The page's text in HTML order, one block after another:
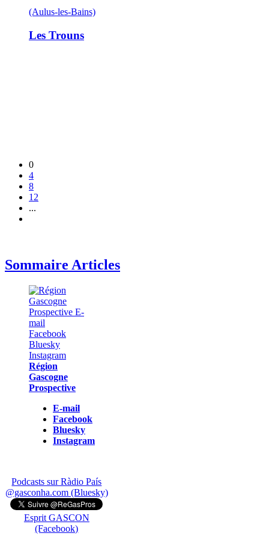
(Aulus-les-Bains)
Les Trouns
0
4
8
12
...
Sommaire Articles
Région
Gascogne
Prospective
E-mail
Facebook
Bluesky
Instagram
Podcasts sur Ràdio País
@gasconha.com (Bluesky)
Esprit GASCON
(Facebook)